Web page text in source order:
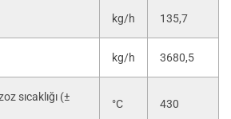
kg/h 135,7
kg/h 3680,5
sıcaklığı (±
°C 430